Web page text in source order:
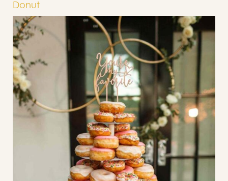
Donut